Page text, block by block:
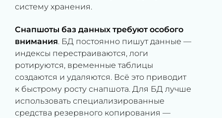
систему хранения.
Снапшоты баз данных требуют особого
внимания. БД постоянно пишут данные —
индексы перестраиваются, логи
ротируются, временные таблицы
создаются и удаляются. Всё это приводит
к быстрому росту снапшота. Для БД лучше
использовать специализированные
средства резервного копирования —